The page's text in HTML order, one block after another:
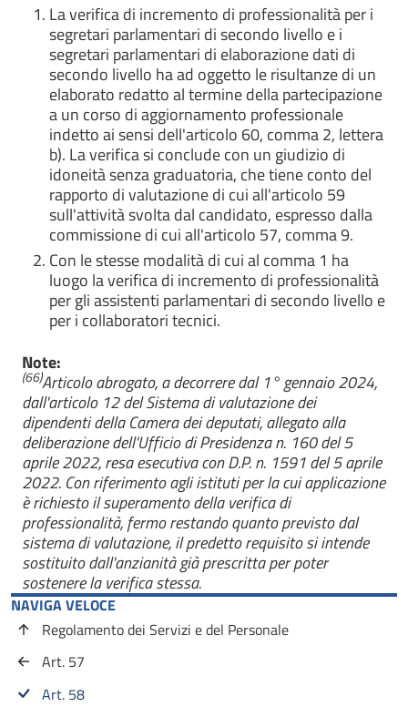
La verifica di incremento di professionalità per i
segretari parlamentari di secondo livello e i
segretari parlamentari di elaborazione dati di
secondo livello ha ad oggetto le risultanze di un
elaborato redatto al termine della partecipazione
a un corso di aggiornamento professionale
indetto ai sensi dell'articolo 60, comma 2, lettera
b). La verifica si conclude con un giudizio di
idoneità senza graduatoria, che tiene conto del
rapporto di valutazione di cui all'articolo 59
sull'attività svolta dal candidato, espresso dalla
commissione di cui all'articolo 57, comma 9.
Con le stesse modalità di cui al comma 1 ha
luogo la verifica di incremento di professionalità
per gli assistenti parlamentari di secondo livello e
per i collaboratori tecnici.
Note:
(66)Articolo abrogato, a decorrere dal 1° gennaio 2024,
dall'articolo 12 del Sistema di valutazione dei
dipendenti della Camera dei deputati, allegato alla
deliberazione dell'Ufficio di Presidenza n. 160 del 5
aprile 2022, resa esecutiva con D.P. n. 1591 del 5 aprile
2022. Con riferimento agli istituti per la cui applicazione
è richiesto il superamento della verifica di
professionalità, fermo restando quanto previsto dal
sistema di valutazione, il predetto requisito si intende
sostituito dall'anzianità già prescritta per poter
sostenere la verifica stessa.
NAVIGA VELOCE
Regolamento dei Servizi e del Personale
Art. 57
Art. 58